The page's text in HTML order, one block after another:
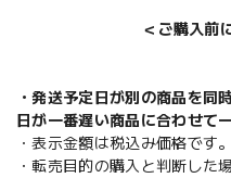
＜ご購入前
・発送予定日が別の商品を同
日が一番遅い商品に合わせて
・表示金額は税込み価格です。
・転売目的の購入と判断した